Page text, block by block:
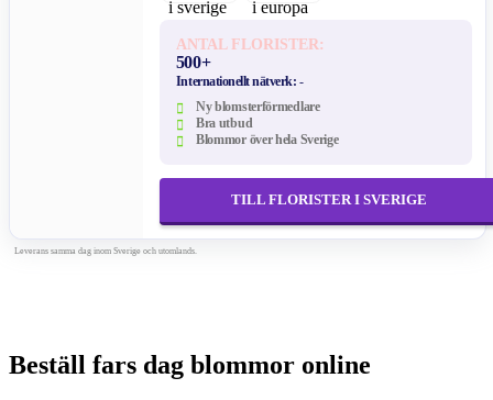
ANTAL FLORISTER:
500+
Internationellt nätverk: -
Ny blomsterförmedlare
Bra utbud
Blommor över hela Sverige
TILL FLORISTER I SVERIGE
Leverans samma dag inom Sverige och utomlands.
Beställ fars dag blommor online